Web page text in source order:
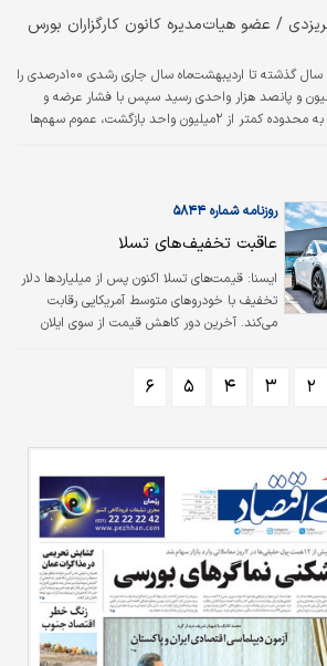
/ عضو هیات‌مدیره کانون کارگزاران بورس
شاخص کل بورس از آبان سال گذشته تا اردیبهشت‌ماه سال جاری رشدی ۱۰۰درصدی را
کرد و به قله ۲میلیون و پانصد هزار واحدی رسید سپس با فشار عرضه و
اصلاح حدودا ۲۰درصدی به محدوده کمتر از ۲میلیون واحد بازگشت، عموم سهم‌ها
این مقطع دلار بازار آزاد و دیگر بازارهای موازی مثل
و کاهش قیمت بودند؛ اما این کاهش قیمت‌ها با
نبوده و به مراتب کمتر و آهسته‌تر رخ…
روزنامه شماره ۵۸۴۴
عاقبت تخفیف‌های تسلا
ایسنا: قیمت‌های تسلا اکنون پس از میلیاردها دلار
تخفیف با خودروهای متوسط آمریکایی رقابت
می‌کند. آخرین دور کاهش قیمت از سوی ایلان
شکاف بین سرمایه‌گذاران می‌شود. خودروهای برقی
اظهار کردند که قیمت‌های پایین‌تر می‌تواند سالانه
۱.۲میلیارد دلار برای شرکت هزینه داشته باشد.
مدل پایه مدل ۳ سدان با قیمت ۳۸هزار و…
۲ ۳ ۴ ۵ ۶